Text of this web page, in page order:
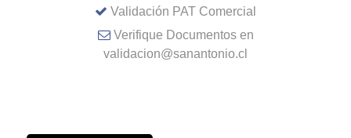
Validación PAT Comercial
Verifique Documentos en
validacion@sanantonio.cl